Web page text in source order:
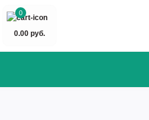
0
0.00 руб.